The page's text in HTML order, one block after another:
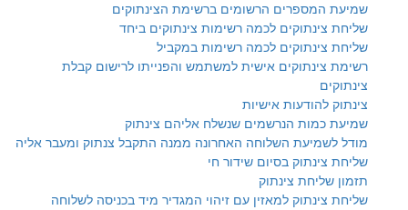
שמיעת המספרים הרשומים ברשימת הצינתוקים
שליחת צינתוקים לכמה רשימות צינתוקים ביחד
שליחת צינתוקים לכמה רשימות במקביל
רשימת צינתוקים אישית למשתמש והפנייתו לרישום קבלת
צינתוקים
צינתוק להודעות אישיות
שמיעת כמות הנרשמים שנשלח אליהם צינתוק
מודל לשמיעת השלוחה האחרונה ממנה התקבל צנתוק ומעבר אליה
שליחת צינתוק בסיום שידור חי
תזמון שליחת צינתוק
שליחת צינתוק למאזין עם זיהוי המגדיר מיד בכניסה לשלוחה